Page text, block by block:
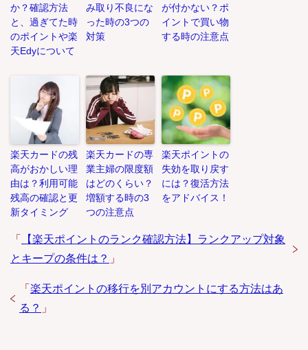
か？確認方法
と、過ぎてた時
のポイントや楽
天Edyについて
み取り不良にな
った時の3つの
対策
が付かない？ポ
イントで買い物
する時の注意点
楽天カードの残
高がおかしい理
由は？利用可能
残高の確認と更
新タイミング
楽天カードの専
業主婦の限度額
はどのくらい？
増額する時の3
つの注意点
楽天ポイントの
失効を取り戻す
には？復活方法
をアドバイス！
「
【楽天ポイントのランク確認方法】ランクアップ対象
とキープの条件は？ 」
「 楽天ポイントの移行を別アカウントにする方法はあ
る？ 」